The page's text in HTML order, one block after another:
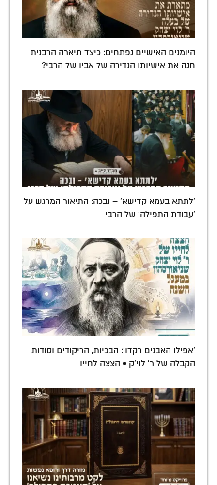
היומנים האישיים נפתחים: כיצד תיארה הרבנית
חנה את אישיותו הנדירה של אביו של הרבי?
'לתתא בעמא קדישא' – ובכה: התיאור המרגש על
'עבודת התפילה' של הרבי
'אפילו האבנים רקדו': הבכיות, הריקודים וסודות
הקבלה של ר' לוי'ק • הצצה לחייו